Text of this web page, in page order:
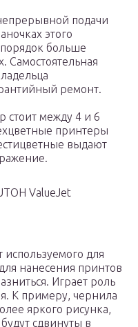
подачи
этого
больше
Самостоятельная
ремонт.
стоит между 4 и 6
принтеры
выдают
ValueJet
для
нанесения принтов
Играет роль
К примеру, чернила
яркого рисунка,
сдвинуты в